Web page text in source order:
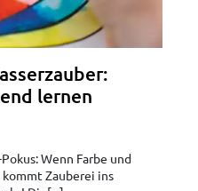
lernen
Wenn Farbe und
Zauberei ins